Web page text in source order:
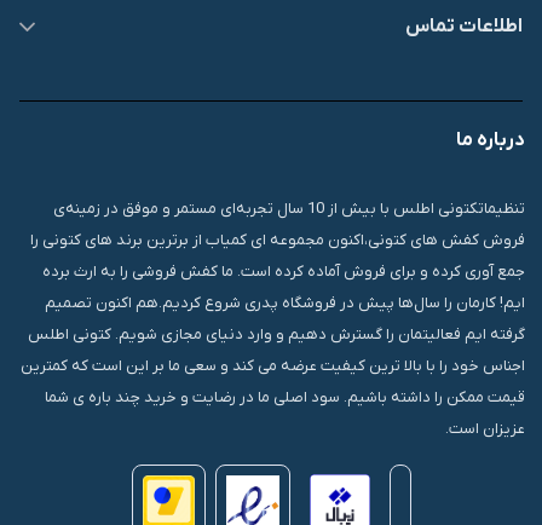
اطلاعات تماس
درباره ما
تنظیماتکتونی اطلس با بیش از 10 سال تجربه‌ای مستمر و موفق در زمینه‌ی
فروش کفش های کتونی،اکنون مجموعه ای کمیاب از برترین برند های کتونی را
جمع آوری کرده و برای فروش آماده کرده است. ما کفش فروشی را به ارث برده
ایم! کارمان را سال‌ها پیش در فروشگاه پدری شروع کردیم.هم اکنون تصمیم
گرفته ایم فعالیتمان را گسترش دهیم و وارد دنیای مجازی شویم. کتونی اطلس
اجناس خود را با بالا ترین کیفیت عرضه می کند و سعی ما بر این است که کمترین
قیمت ممکن را داشته باشیم. سود اصلی ما در رضایت و خرید چند باره ی شما
عزیزان است.